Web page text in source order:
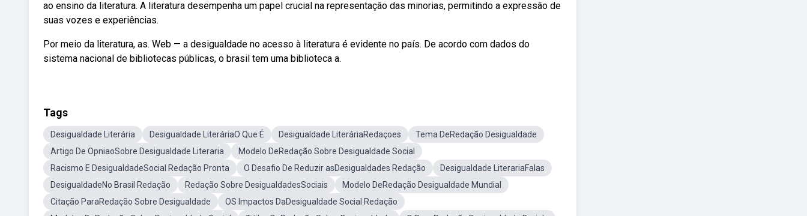
ao ensino da literatura. A literatura desempenha um papel crucial na representação das minorias, permitindo a expressão de
suas vozes e experiências.
Por meio da literatura, as. Web — a desigualdade no acesso à literatura é evidente no país. De acordo com dados do
sistema nacional de bibliotecas públicas, o brasil tem uma biblioteca a.
Tags
Desigualdade Literária Desigualdade LiteráriaO Que É Desigualdade LiteráriaRedaçoes
Tema DeRedação Desigualdade
Artigo De OpniaoSobre Desigualdade Literaria
Modelo DeRedação Sobre Desigualdade Social
Racismo E DesigualdadeSocial Redação Pronta
O Desafio De Reduzir asDesigualdades Redação
Desigualdade LiterariaFalas
DesigualdadeNo Brasil Redação
Redação Sobre DesigualdadesSociais
Modelo DeRedação Desigualdade Mundial
Citação ParaRedação Sobre Desigualdade
OS Impactos DaDesigualdade Social Redação